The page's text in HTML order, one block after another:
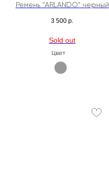
Ремень "ARLANDO" черный
3 500 р.
Цвет